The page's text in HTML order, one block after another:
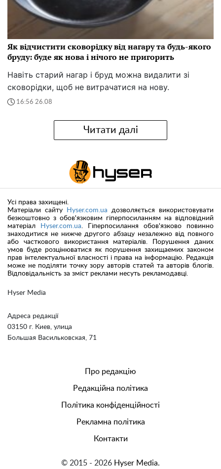
Як відчистити сковорідку від нагару та будь-якого
бруду: буде як нова і нічого не пригорить
Навіть старий нагар і бруд можна видалити зі
сковорідки, щоб не витрачатися на нову.
16:56 26.08
Читати далі
Hyser Media
Адреса редакції
03150 г. Киев, улица
Большая Васильковская, 71
Усі права захищені.
Матеріали сайту
Hyser.com.ua дозволяється використовувати
безкоштовно з обов'язковим гіперпосиланням на відповідний
матеріал
Hyser.com.ua. Гіперпосилання обов'язково повинно
знаходитися не нижче другого абзацу незалежно від повного
або часткового використання матеріалів. Порушення даних
умов буде розцінюватися як порушення захищаемих законом
прав інтелектуальної власності і права на інформацію. Редакція
може не поділяти точку зору авторів статей та авторів блогів.
Відповідальність за зміст реклами несуть рекламодавці.
Про редакцію
Редакційна політика
Політика конфіденційності
Рекламна політика
Контакти
© 2015 - 2026 Hyser Media.